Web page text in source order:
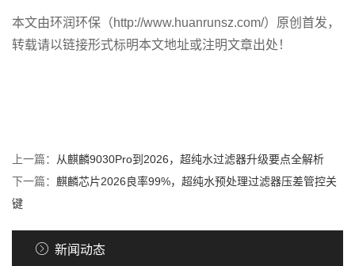
本文由环润环保（http://www.huanrunsz.com/）原创首发，
转载请以链接形式标明本文地址或注明文章出处！
上一篇：
从麒麟9030Pro到2026，超纯水过滤器升级要点全解析
下一篇： 麒麟芯片2026良率99%，超纯水预处理过滤器压差管控关
键
新闻动态